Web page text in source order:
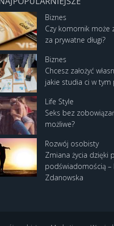
Biznes
Czy komornik może
za prywatne długi?
Biznes
Chcesz założyć
jakie studia ci w tym
Life Style
Seks bez
możliwe?
Rozwój osobisty
Zmiana życia dzięki
podświadomością –
Zdanowska